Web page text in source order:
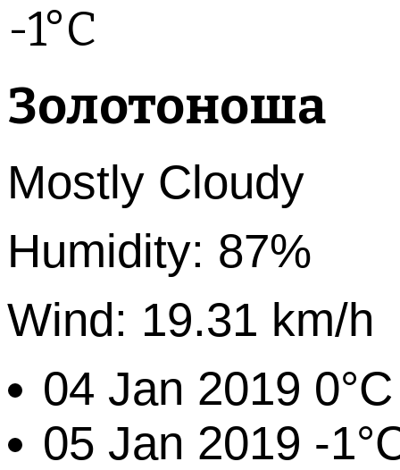
-1°C
Золотоноша
Mostly Cloudy
Humidity: 87%
Wind: 19.31 km/h
04 Jan 2019 0°C
05 Jan 2019 -